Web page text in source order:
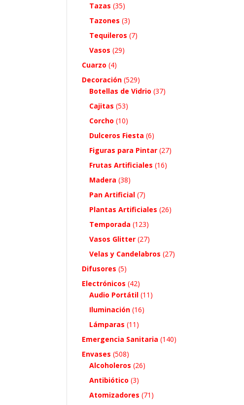
Tazas (35)
Tazones (3)
Tequileros (7)
Vasos (29)
Cuarzo (4)
Decoración (529)
Botellas de Vidrio (37)
Cajitas (53)
Corcho (10)
Dulceros Fiesta (6)
Figuras para Pintar (27)
Frutas Artificiales (16)
Madera (38)
Pan Artificial (7)
Plantas Artificiales (26)
Temporada (123)
Vasos Glitter (27)
Velas y Candelabros (27)
Difusores (5)
Electrónicos (42)
Audio Portátil (11)
Iluminación (16)
Lámparas (11)
Emergencia Sanitaria (140)
Envases (508)
Alcoholeros (26)
Antibiótico (3)
Atomizadores (71)